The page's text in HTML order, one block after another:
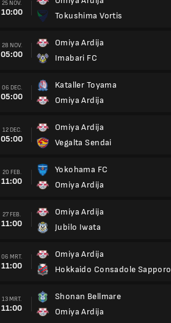
25 NOV.
10:00
Tokushima Vortis
28 NOV.
05:00
Omiya Ardija
Imabari FC
06 DEC.
05:00
Kataller Toyama
Omiya Ardija
12 DEC.
05:00
Omiya Ardija
Vegalta Sendai
20 FEB.
11:00
Yokohama FC
Omiya Ardija
27 FEB.
11:00
Omiya Ardija
Jubilo Iwata
06 MRT.
11:00
Omiya Ardija
Hokkaido Consadole Sapporo
13 MRT.
11:00
Shonan Bellmare
Omiya Ardija